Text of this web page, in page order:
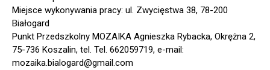
Miejsce wykonywania pracy: ul. Zwycięstwa 38, 78-200
Białogard
Punkt Przedszkolny MOZAIKA Agnieszka Rybacka, Okrężna 2,
75-736 Koszalin, tel. Tel. 662059719, e-mail:
mozaika.bialogard@gmail.com